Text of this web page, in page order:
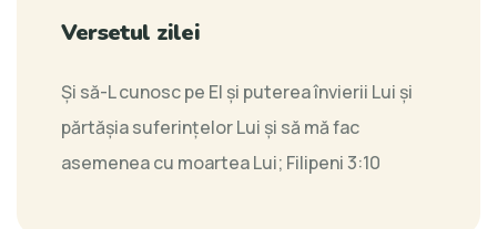
Versetul zilei
Şi să-L cunosc pe El şi puterea învierii Lui şi
părtăşia suferinţelor Lui şi să mă fac
asemenea cu moartea Lui; Filipeni 3:10